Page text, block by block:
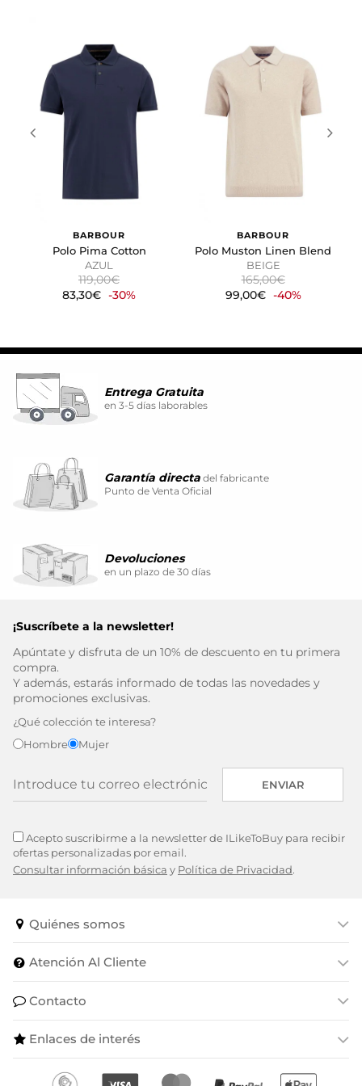
BARBOUR
Polo Pima Cotton
AZUL
119,00€
83,30€ -30%
BARBOUR
Polo Muston Linen Blend
BEIGE
165,00€
99,00€ -40%
Entrega Gratuita
en 3-5 días laborables
Garantía directa del fabricante
Punto de Venta Oficial
Devoluciones
en un plazo de 30 días
¡Suscríbete a la newsletter!
Apúntate y disfruta de un 10% de descuento en tu primera
compra.
Y además, estarás informado de todas las novedades y
promociones exclusivas.
¿Qué colección te interesa?
Hombre
Mujer
ENVIAR
Acepto suscribirme a la newsletter de ILikeToBuy para recibir
ofertas personalizadas por email.
Consultar información básica y Política de Privacidad.
Quiénes somos
Atención Al Cliente
Contacto
Enlaces de interés
las páginas web. La intención es mostrar anuncios
relevantes y atractivos para el usuario individual.
GUARDAR CONFIGURACIÓN
Puedes volver a configurar tus cookies desde la sección
"Configuración de cookies" al pie de la página. También puedes
consultar nuestrapolítica de cookies